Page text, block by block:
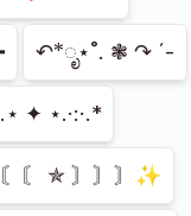
↶*ೃ⋆˚. ❃ ↷ ˊ-
✦ ⋆.·:·.*
〘 ✯ 〙〙〙✨